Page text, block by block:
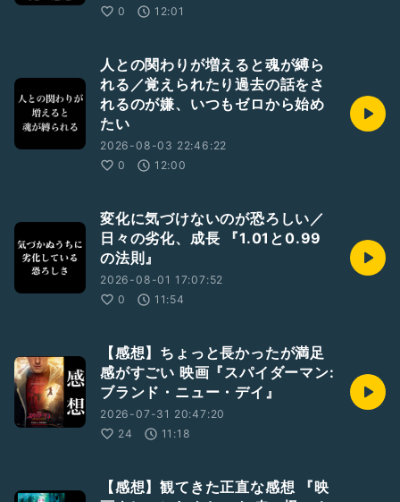
0
12:01
人との関わりが増えると魂が縛ら
れる／覚えられたり過去の話をさ
れるのが嫌、いつもゼロから始め
たい
2026-08-03 22:46:22
0
12:00
変化に気づけないのが恐ろしい／
日々の劣化、成長 『1.01と0.99
の法則』
2026-08-01 17:07:52
0
11:54
【感想】ちょっと長かったが満足
感がすごい 映画『スパイダーマン:
ブランド・ニュー・デイ』
2026-07-31 20:47:20
24
11:18
【感想】観てきた正直な感想 『映